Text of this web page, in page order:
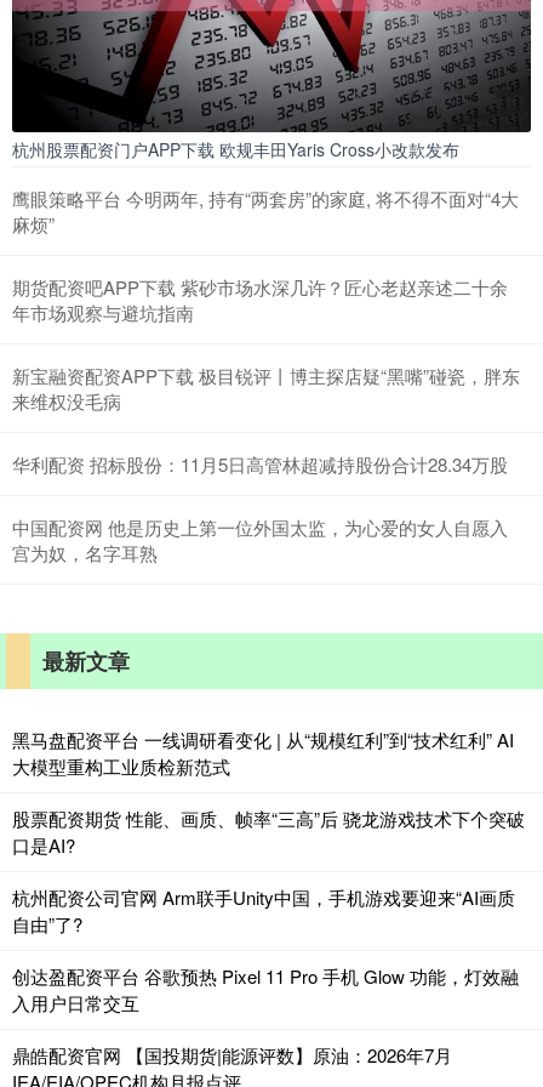
杭州股票配资门户APP下载 欧规丰田Yaris Cross小改款发布
鹰眼策略平台 今明两年, 持有“两套房”的家庭, 将不得不面对“4大
麻烦”
期货配资吧APP下载 紫砂市场水深几许？匠心老赵亲述二十余
年市场观察与避坑指南
新宝融资配资APP下载 极目锐评丨博主探店疑“黑嘴”碰瓷，胖东
来维权没毛病
华利配资 招标股份：11月5日高管林超减持股份合计28.34万股
中国配资网 他是历史上第一位外国太监，为心爱的女人自愿入
宫为奴，名字耳熟
最新文章
黑马盘配资平台 一线调研看变化 | 从“规模红利”到“技术红利” AI
大模型重构工业质检新范式
股票配资期货 性能、画质、帧率“三高”后 骁龙游戏技术下个突破
口是AI?
杭州配资公司官网 Arm联手Unity中国，手机游戏要迎来“AI画质
自由”了?
创达盈配资平台 谷歌预热 Pixel 11 Pro 手机 Glow 功能，灯效融
入用户日常交互
鼎皓配资官网 【国投期货|能源评数】原油：2026年7月
IEA/EIA/OPEC机构月报点评